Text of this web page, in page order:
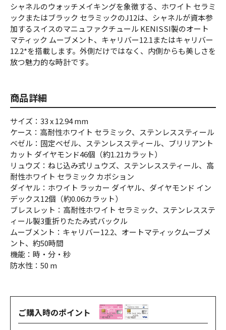
シャネルのウォッチメイキングを象徴する、ホワイト セラミ
ックまたはブラック セラミックのJ12は、シャネルが資本参
加するスイスのマニュファクチュール KENISSI製のオート
マティック ムーブメント、キャリバー12.1またはキャリバー
12.2*を搭載します。外側だけではなく、内側からも美しさを
放つ魅力的な時計です。
商品詳細
サイズ：33 x 12.94 mm
ケース：高耐性ホワイト セラミック、ステンレススティール
ベゼル：固定ベゼル、ステンレススティール、ブリリアント
カット ダイヤモンド46個（約1.21カラット）
リュウズ：ねじ込み式リュウズ、ステンレススティール、高
耐性ホワイト セラミック カボション
ダイヤル：ホワイト ラッカー ダイヤル、ダイヤモンド イン
デックス12個（約0.06カラット）
ブレスレット：高耐性ホワイト セラミック、ステンレスステ
ィール製3重折りたたみ式バックル
ムーブメント：キャリバー12.2、オートマティックムーブメ
ント、約50時間
機能：時・分・秒
防水性：50 m
ご購入時のポイント